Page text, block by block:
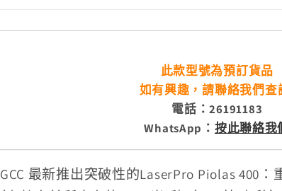
此款型號為預訂貨品
如有興趣，請聯絡我們查
電話：26191183
WhatsApp： 按此聯絡我
​GCC 最新推出突破性的LaserPro Piolas 400